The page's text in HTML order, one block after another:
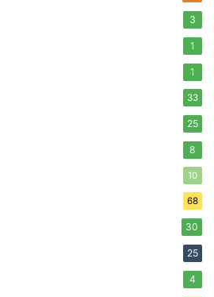
3
1
1
33
25
8
10
68
30
25
4